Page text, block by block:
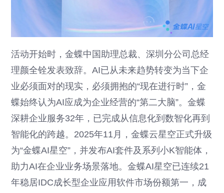
活动开始时，金蝶中国助理总裁、深圳分公司总经
理颜全铨发表致辞。AI已从未来趋势转变为当下企
业必须面对的现实，必须拥抱的“现在进行时”，金
蝶始终认为AI应成为企业经营的“第二大脑”。金蝶
深耕企业服务32年，已完成从信息化到数智化再到
智能化的跨越。2025年11月，金蝶云星空正式升级
为“金蝶AI星空”，并发布AI套件及系列小K智能体，
助力AI在企业业务场景落地。金蝶AI星空已连续21
年稳居IDC成长型企业应用软件市场份额第一，成